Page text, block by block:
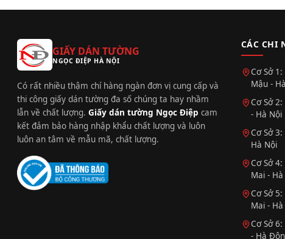
GIẤY DÁN TƯỜNG
NGỌC ĐIỆP HÀ NỘI
Có rất nhiều thậm chí hàng ngàn đơn vị cung cấp và
thi công giấy dán tường đa số chúng ta hay nhầm
lẫn về chất lượng. Giấy dán tường Ngọc Điệp cam
kết đảm bảo hàng nhập khẩu chất lượng và luôn
luôn an tâm về mẫu mã, chất lượng.
CÁC CHI
Cơ Sở
Mậu -
Cơ Sở
- Hà Nội
Cơ Sở
Hà Nội
Cơ Sở
Mai -
Cơ Sở
Mai -
Cơ Sở
- Hà